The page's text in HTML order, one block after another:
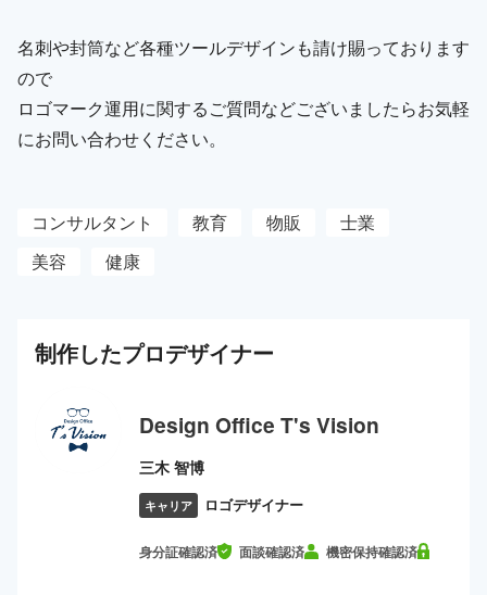
名刺や封筒など各種ツールデザインも請け賜っております
ので
ロゴマーク運用に関するご質問などございましたらお気軽
にお問い合わせください。
コンサルタント 教育 物販
士業
美容
健康
制作したプロデザイナー
Design Office T's Vision
三木 智博
キャリア ロゴデザイナー
身分証確認済 面談確認済 機密保持確認済